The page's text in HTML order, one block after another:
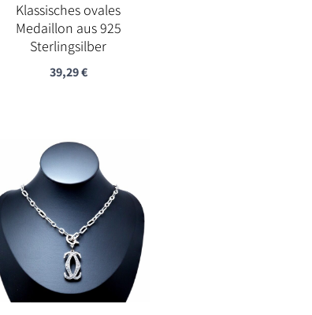
Klassisches ovales
Medaillon aus 925
Sterlingsilber
39,29€